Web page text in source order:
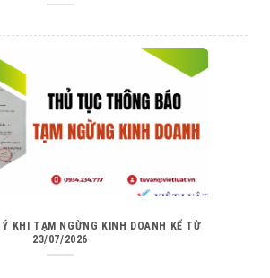
KHI TẠM NGỪNG KINH DOANH KỂ TỪ
23/07/2026